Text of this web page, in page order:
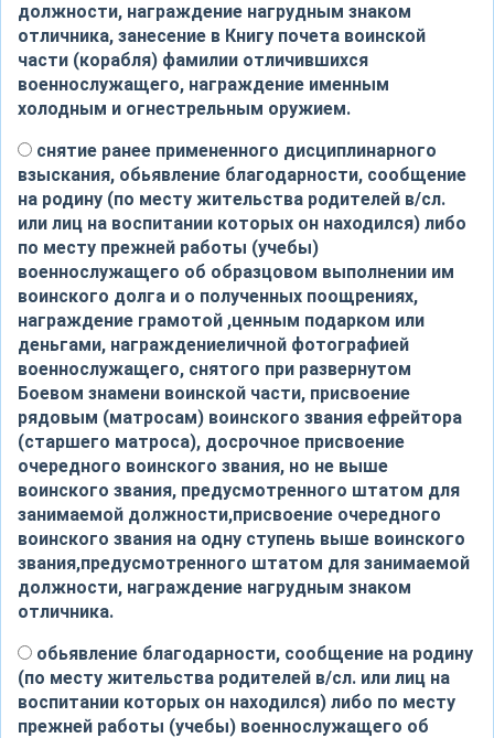
должности, награждение нагрудным знаком
отличника, занесение в Книгу почета воинской
части (корабля) фамилии отличившихся
военнослужащего, награждение именным
холодным и огнестрельным оружием.
снятие ранее примененного дисциплинарного
взыскания, обьявление благодарности, сообщение
на родину (по месту жительства родителей в/сл.
или лиц на воспитании которых он находился) либо
по месту прежней работы (учебы)
военнослужащего об образцовом выполнении им
воинского долга и о полученных поощрениях,
награждение грамотой ,ценным подарком или
деньгами, награждениеличной фотографией
военнослужащего, снятого при развернутом
Боевом знамени воинской части, присвоение
рядовым (матросам) воинского звания ефрейтора
(старшего матроса), досрочное присвоение
очередного воинского звания, но не выше
воинского звания, предусмотренного штатом для
занимаемой должности,присвоение очередного
воинского звания на одну ступень выше воинского
звания,предусмотренного штатом для занимаемой
должности, награждение нагрудным знаком
отличника.
обьявление благодарности, сообщение на родину
(по месту жительства родителей в/сл. или лиц на
воспитании которых он находился) либо по месту
прежней работы (учебы) военнослужащего об